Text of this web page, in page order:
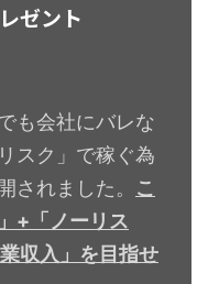
ゼント
も会社にバレな
スク」で稼ぐ為
されました。 こ
+「ノーリス
収入」を目指せ